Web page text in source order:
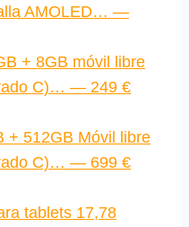
AMOLED… —
+ 8GB móvil libre
C)… — 249 €
+ 512GB Móvil libre
C)… — 699 €
tablets 17,78